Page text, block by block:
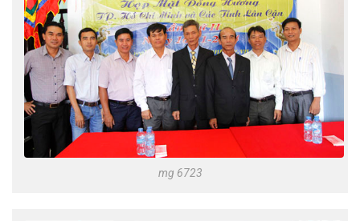
mg 6723